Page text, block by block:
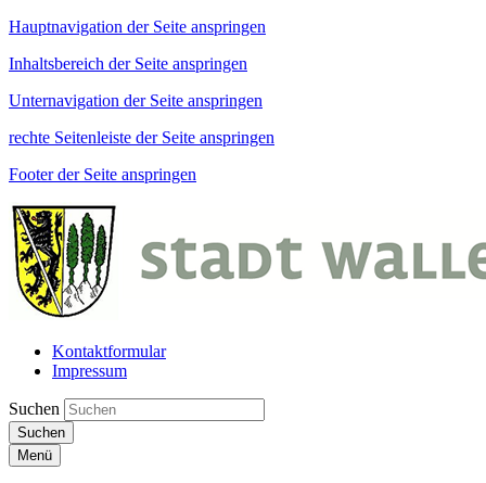
Hauptnavigation der Seite anspringen
Inhaltsbereich der Seite anspringen
Unternavigation der Seite anspringen
rechte Seitenleiste der Seite anspringen
Footer der Seite anspringen
Kontaktformular
Impressum
Suchen
Suchen
Menü